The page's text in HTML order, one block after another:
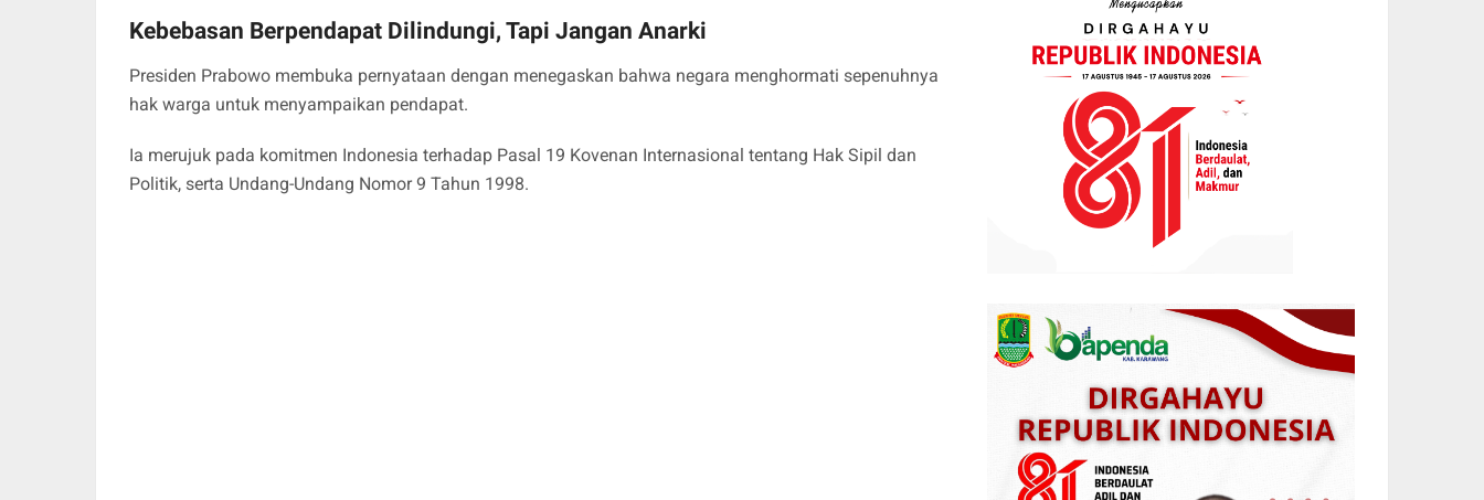
Kebebasan Berpendapat Dilindungi, Tapi Jangan Anarki
Presiden Prabowo membuka pernyataan dengan menegaskan bahwa negara menghormati sepenuhnya
hak warga untuk menyampaikan pendapat.
Ia merujuk pada komitmen Indonesia terhadap Pasal 19 Kovenan Internasional tentang Hak Sipil dan
Politik, serta Undang-Undang Nomor 9 Tahun 1998.